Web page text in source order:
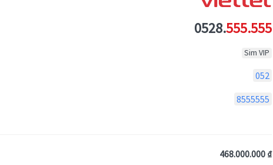
0528.555.555
Sim VIP
052
8555555
468.000.000 ₫